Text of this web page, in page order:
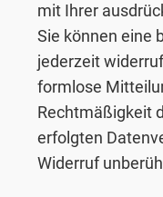
mit Ihrer
Sie können eine
jederzeit
formlose
Rechtmäßigkeit
erfolgten
Widerruf